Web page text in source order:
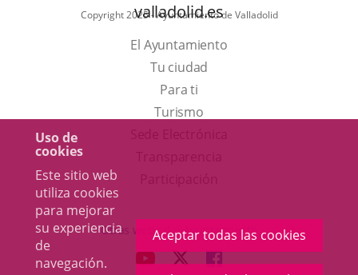
Uso de
cookies
Este sitio web
utiliza cookies
para mejorar
su experiencia
de
navegación.
Aceptar todas las cookies
Copyright 2025 - Ayuntamiento de Valladolid
valladolid.es
El Ayuntamiento
Tu ciudad
Para ti
TurismoEste
una
ventana
nueva.
externa.
Otras webs del Ayuntamiento
ENLACEENLACEENLACE